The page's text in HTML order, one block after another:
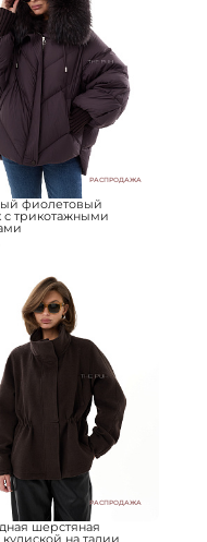
РАСПРОДАЖА
фиолетовый
с трикотажными
РАСПРОДАЖА
шерстяная
кулиской на талии